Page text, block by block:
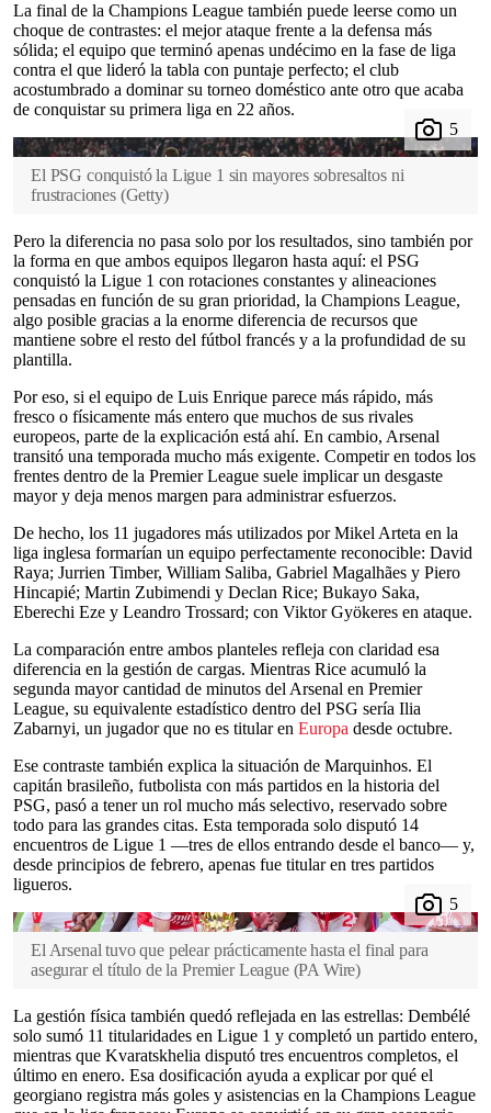
La final de la Champions League también puede leerse como un
choque de contrastes: el mejor ataque frente a la defensa más
sólida; el equipo que terminó apenas undécimo en la fase de liga
contra el que lideró la tabla con puntaje perfecto; el club
acostumbrado a dominar su torneo doméstico ante otro que acaba
de conquistar su primera liga en 22 años.
El PSG conquistó la Ligue 1 sin mayores sobresaltos ni
frustraciones (Getty)
Pero la diferencia no pasa solo por los resultados, sino también por
la forma en que ambos equipos llegaron hasta aquí: el PSG
conquistó la Ligue 1 con rotaciones constantes y alineaciones
pensadas en función de su gran prioridad, la Champions League,
algo posible gracias a la enorme diferencia de recursos que
mantiene sobre el resto del fútbol francés y a la profundidad de su
plantilla.
Por eso, si el equipo de Luis Enrique parece más rápido, más
fresco o físicamente más entero que muchos de sus rivales
europeos, parte de la explicación está ahí. En cambio, Arsenal
transitó una temporada mucho más exigente. Competir en todos los
frentes dentro de la Premier League suele implicar un desgaste
mayor y deja menos margen para administrar esfuerzos.
De hecho, los 11 jugadores más utilizados por Mikel Arteta en la
liga inglesa formarían un equipo perfectamente reconocible: David
Raya; Jurrien Timber, William Saliba, Gabriel Magalhães y Piero
Hincapié; Martin Zubimendi y Declan Rice; Bukayo Saka,
Eberechi Eze y Leandro Trossard; con Viktor Gyökeres en ataque.
La comparación entre ambos planteles refleja con claridad esa
diferencia en la gestión de cargas. Mientras Rice acumuló la
segunda mayor cantidad de minutos del Arsenal en Premier
League, su equivalente estadístico dentro del PSG sería Ilia
Zabarnyi, un jugador que no es titular en Europa desde octubre.
Ese contraste también explica la situación de Marquinhos. El
capitán brasileño, futbolista con más partidos en la historia del
PSG, pasó a tener un rol mucho más selectivo, reservado sobre
todo para las grandes citas. Esta temporada solo disputó 14
encuentros de Ligue 1 —tres de ellos entrando desde el banco— y,
desde principios de febrero, apenas fue titular en tres partidos
ligueros.
El Arsenal tuvo que pelear prácticamente hasta el final para
asegurar el título de la Premier League (PA Wire)
La gestión física también quedó reflejada en las estrellas: Dembélé
solo sumó 11 titularidades en Ligue 1 y completó un partido entero,
mientras que Kvaratskhelia disputó tres encuentros completos, el
último en enero. Esa dosificación ayuda a explicar por qué el
georgiano registra más goles y asistencias en la Champions League